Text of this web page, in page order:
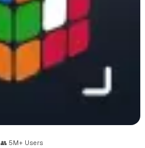
👥5M+ Users